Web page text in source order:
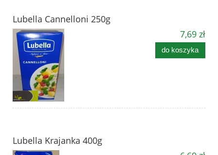
Lubella Cannelloni 250g
7,69 zł
do koszyka
Lubella Krajanka 400g